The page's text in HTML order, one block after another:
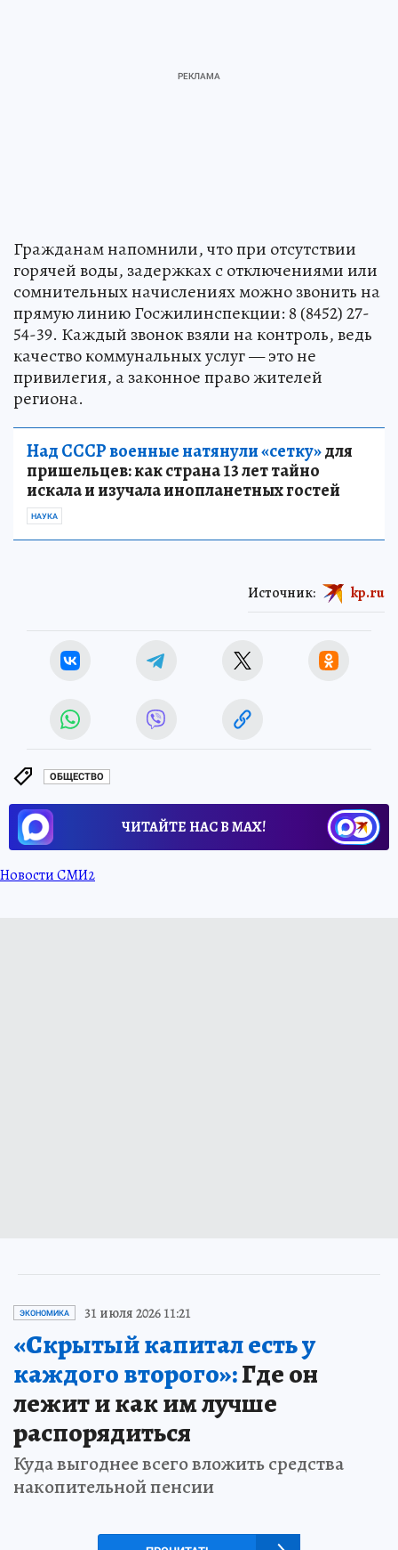
Гражданам напомнили, что при отсутствии
горячей воды, задержках с отключениями или
сомнительных начислениях можно звонить на
прямую линию Госжилинспекции: 8 (8452) 27-
54-39. Каждый звонок взяли на контроль, ведь
качество коммунальных услуг — это не
привилегия, а законное право жителей
региона.
Над СССР военные натянули «сетку»для
пришельцев: как страна 13 лет тайно
искала и изучала инопланетных гостей
НАУКА
Источник: kp.ru
ОБЩЕСТВО
ЧИТАЙТЕ НАС В МАХ!
Новости СМИ2
ЭКОНОМИКА 31 июля 2026 11:21
«Скрытый капитал есть у
каждого второго»:Где он
лежит и как им лучше
распорядиться
Куда выгоднее всего вложить средства
накопительной пенсии